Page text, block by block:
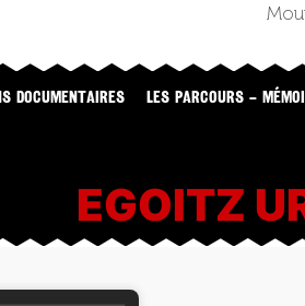
DOCUMENTAIRES LES PARCOURS –
EGOITZ